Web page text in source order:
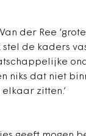
der Ree
de kaders
niks dat niet
zitten.’